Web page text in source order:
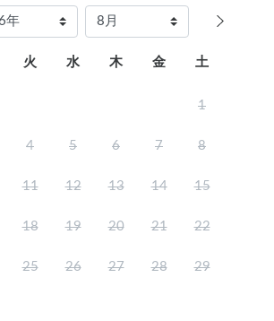
火 水 木 金 土
1
4 5 6 7 8
11 12 13 14 15
18 19 20 21 22
25 26 27 28 29